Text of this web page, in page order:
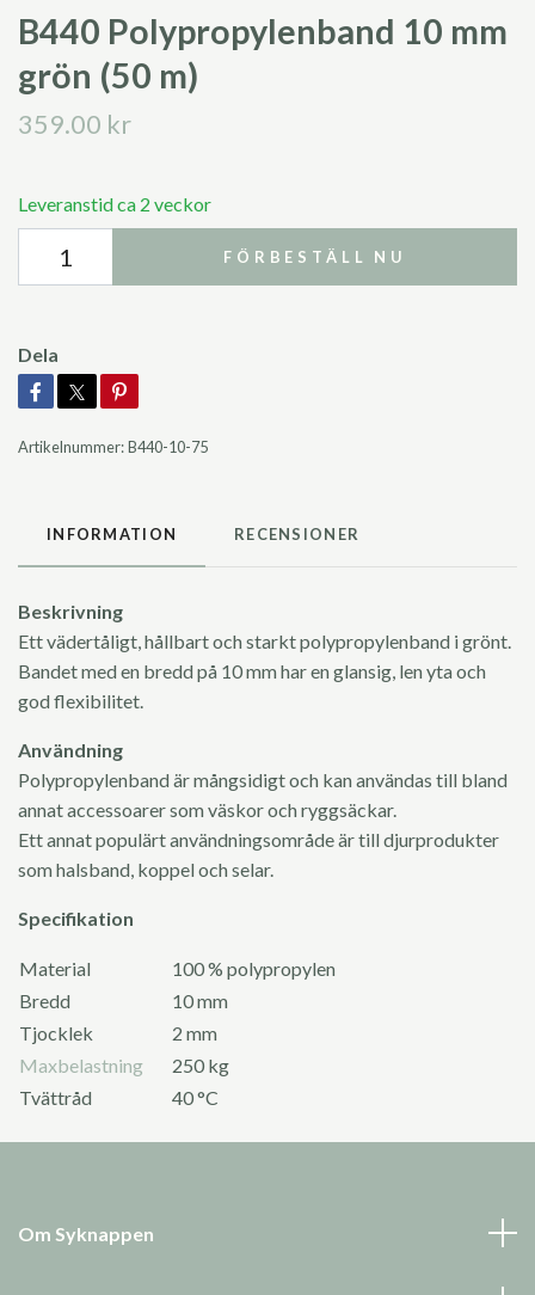
B440 Polypropylenband 10 mm
grön (50 m)
359.00 kr
Leveranstid ca 2 veckor
FÖRBESTÄLL NU
Dela
Artikelnummer:B440-10-75
INFORMATION RECENSIONER
Beskrivning
Ett vädertåligt, hållbart och starkt polypropylenband i grönt.
Bandet med en bredd på 10 mm har en glansig, len yta och
god flexibilitet.
Användning
Polypropylenband är mångsidigt och kan användas till bland
annat accessoarer som väskor och ryggsäckar.
Ett annat populärt användningsområde är till djurprodukter
som halsband, koppel och selar.
Specifikation
Material
100 % polypropylen
Bredd
10 mm
Tjocklek
2 mm
Maxbelastning
250 kg
Tvättråd
40 °C
Om Syknappen